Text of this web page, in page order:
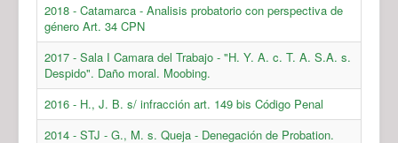
2018 - Catamarca - Analisis probatorio con perspectiva de
género Art. 34 CPN
2017 - Sala I Camara del Trabajo - "H. Y. A. c. T. A. S.A. s.
Despido". Daño moral. Moobing.
2016 - H., J. B. s/ infracción art. 149 bis Código Penal
2014 - STJ - G., M. s. Queja - Denegación de Probation.